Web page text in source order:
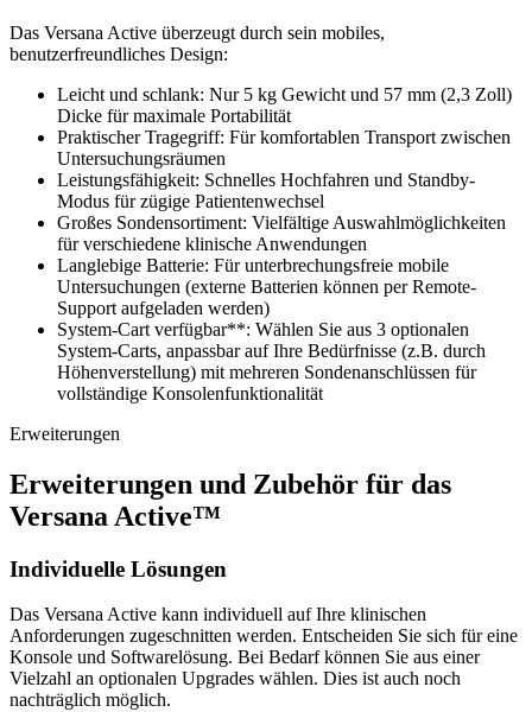
Das Versana Active überzeugt durch sein mobiles,
benutzerfreundliches Design:
Leicht und schlank: Nur 5 kg Gewicht und 57 mm (2,3 Zoll)
Dicke für maximale Portabilität
Praktischer Tragegriff: Für komfortablen Transport zwischen
Untersuchungsräumen
Leistungsfähigkeit: Schnelles Hochfahren und Standby-
Modus für zügige Patientenwechsel
Großes Sondensortiment: Vielfältige Auswahlmöglichkeiten
für verschiedene klinische Anwendungen
Langlebige Batterie: Für unterbrechungsfreie mobile
Untersuchungen (externe Batterien können per Remote-
Support aufgeladen werden)
System-Cart verfügbar**: Wählen Sie aus 3 optionalen
System-Carts, anpassbar auf Ihre Bedürfnisse (z.B. durch
Höhenverstellung) mit mehreren Sondenanschlüssen für
vollständige Konsolenfunktionalität
Erweiterungen
Erweiterungen und Zubehör für das
Versana Active™
Individuelle Lösungen
Das Versana Active kann individuell auf Ihre klinischen
Anforderungen zugeschnitten werden. Entscheiden Sie sich für eine
Konsole und Softwarelösung. Bei Bedarf können Sie aus einer
Vielzahl an optionalen Upgrades wählen. Dies ist auch noch
nachträglich möglich.